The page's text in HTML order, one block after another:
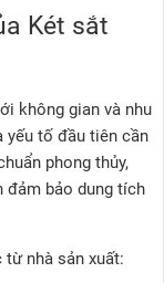
Két sắt
không gian và nhu
yếu tố đầu tiên cần
phong thủy,
đảm bảo dung tích
nhà sản xuất: